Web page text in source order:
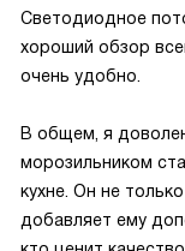
Светодиодное
хороший обзор
очень удобно.
В общем, я
морозильником
кухне. Он не
добавляет ему